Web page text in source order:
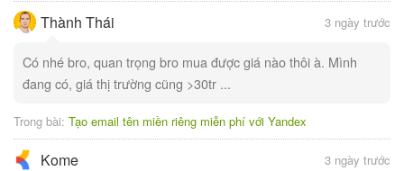
Thành Thái 3 ngày trước
Có nhé bro, quan trọng bro mua được giá nào thôi à. Mình
đang có, giá thị trường cũng >30tr ...
Trong bài: Tạo email tên miền riêng miễn phí với Yandex
Kome 3 ngày trước